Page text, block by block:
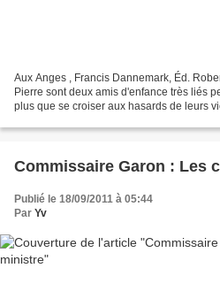
Aux Anges , Francis Dannemark, Éd.
Pierre sont deux amis d'enfance très liés
plus que se croiser aux hasards de leurs
Commissaire Garon : Les
Publié le 18/09/2011 à 05:44
Par Yv